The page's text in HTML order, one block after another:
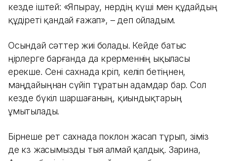
кезде іштей: «Япырау, өнердің күші мен құдайдың
құдіреті қандай ғажап», – деп ойладым.
Осындай сәттер жиі болады. Кейде батыс
өңірлерге барғанда да көрерменнің ықыласы
ерекше. Сені сахнада көріп, келіп бетіңнен,
маңдайыңнан сүйіп тұратын адамдар бар. Сол
кезде бүкіл шаршағаның, қиындықтарың
ұмытылады.
Бірнеше рет сахнада поклон жасап тұрып, өзіміз
де көз жасымызды тыя алмай қалдық. Зарина,